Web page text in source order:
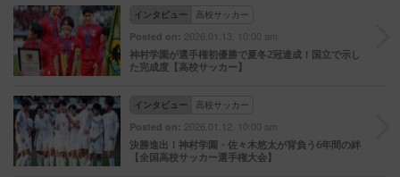
インタビュー 高校サッカー
Posted on: 2026.01.13. 10:00 am
神村学園が選手権初優勝で夏冬2冠達成！国立で示し
た完成度【高校サッカー】
インタビュー 高校サッカー
Posted on: 2026.01.12. 10:00 am
決勝進出！神村学園・佐々木悠太が背負う6年間の絆
【全国高校サッカー選手権大会】